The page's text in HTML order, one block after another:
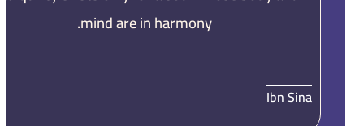
mind are in harmony.
Ibn Sina